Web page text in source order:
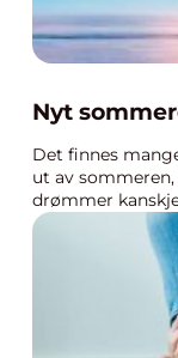
Nyt
Det finnes
ut av
drømmer